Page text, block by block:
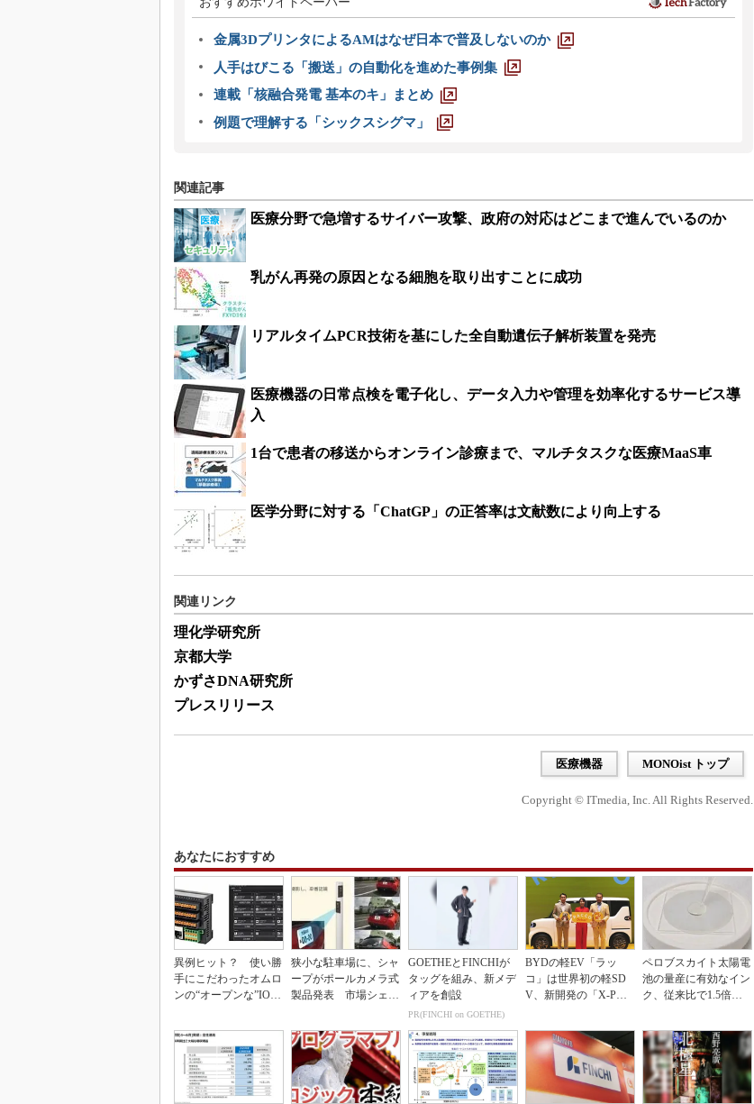
金属3DプリンタによるAMはなぜ日本で普及しないのか
人手はびこる「搬送」の自動化を進めた事例集
連載「核融合発電 基本のキ」まとめ
例題で理解する「シックスシグマ」
関連記事
医療分野で急増するサイバー攻撃、政府の対応はどこまで進んでいるのか
乳がん再発の原因となる細胞を取り出すことに成功
リアルタイムPCR技術を基にした全自動遺伝子解析装置を発売
医療機器の日常点検を電子化し、データ入力や管理を効率化するサービス導
入
1台で患者の移送からオンライン診療まで、マルチタスクな医療MaaS車
医学分野に対する「ChatGP」の正答率は文献数により向上する
関連リンク
理化学研究所
京都大学
かずさDNA研究所
プレスリリース
医療機器 MONOist トップ
Copyright © ITmedia, Inc. All Rights Reserved.
あなたにおすすめ
異例ヒット？ 使い勝
手にこだわったオムロ
ンの“オープンな”IO-L
狭小な駐車場に、シャ
ープがポールカメラ式
製品発表 市場シェア
GOETHEとFINCHIが
タッグを組み、新メデ
ィアを創設
PR(FINCHI on GOETHE)
BYDの軽EV「ラッ
コ」は世界初の軽SD
V、新開発の「X-PAC
ペロブスカイト太陽電
池の量産に有効なイン
ク、従来比で1.5倍の